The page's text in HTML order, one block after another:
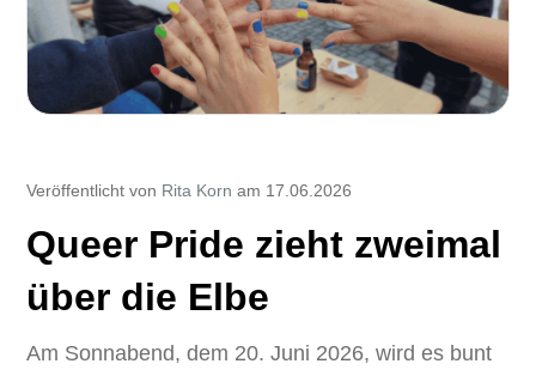
Veröffentlicht von Rita Korn am 17.06.2026
Queer Pride zieht zweimal
über die Elbe
Am Sonnabend, dem 20. Juni 2026, wird es bunt